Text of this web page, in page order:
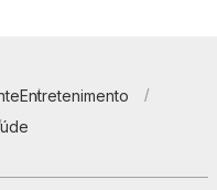
Entretenimento